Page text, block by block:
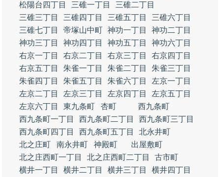
松陽台四丁目
三碓一丁目
三碓二丁目
三碓三丁目
三碓四丁目 三碓五丁目
三碓六丁目
三碓七丁目
帝塚山中町 神功一丁目
神功二丁目
神功三丁目
神功四丁目 神功五丁目
神功六丁目
右京一丁目
右京二丁目 右京三丁目
右京四丁目
右京五丁目
朱雀一丁目 朱雀二丁目
朱雀三丁目
朱雀四丁目
朱雀五丁目 朱雀六丁目
左京一丁目
左京二丁目
左京三丁目 左京四丁目
左京五丁目
左京六丁目
東九条町 杏町
西九条町
西九条町一丁目
西九条町二丁目
西九条町三丁目
西九条町四丁目
西九条町五丁目
北永井町
北之庄町
南永井町 神殿町
出屋敷町
北之庄西町一丁目
北之庄西町二丁目
古市町
横井一丁目
横井二丁目 横井三丁目
横井四丁目